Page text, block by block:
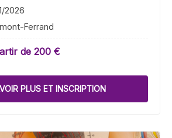
2026
Ferrand
de 200 €
PLUS ET INSCRIPTION